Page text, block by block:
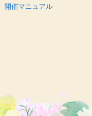
開催マニュアル